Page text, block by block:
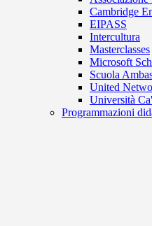
Cambridge
EIPASS
Intercultura
Masterclasses
Microsoft
Scuola
United
Università
Programmazioni